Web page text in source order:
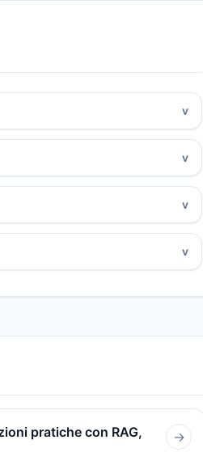
v
v
v
v
pratiche con RAG,
→